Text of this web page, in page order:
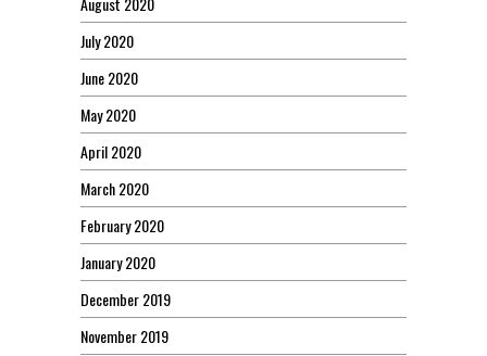
July 2020
June 2020
May 2020
April 2020
March 2020
February 2020
January 2020
December 2019
November 2019